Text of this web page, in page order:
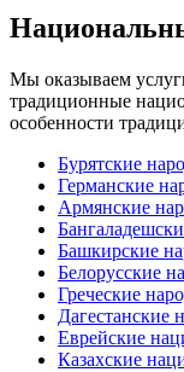
Мы оказываем
традиционные
особенности
Бурятские
Германские
Армянские
Башкирские
Белорусские
Греческие
Дагестанские
Еврейские
Казахские